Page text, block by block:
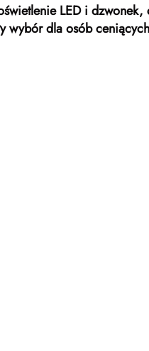
LED i
wybór dla osób